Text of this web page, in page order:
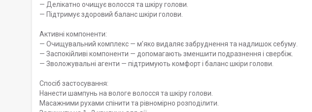
— Делікатно очищує волосся та шкіру голови.
— Підтримує здоровий баланс шкіри голови.
Активні компоненти:
— Очищувальний комплекс — м’яко видаляє забруднення та надлишок себуму.
— Заспокійливі компоненти — допомагають зменшити подразнення і свербіж.
— Зволожувальні агенти — підтримують комфорт і баланс шкіри голови.
Спосіб застосування:
Нанести шампунь на вологе волосся та шкіру голови.
Масажними рухами спінити та рівномірно розподілити.